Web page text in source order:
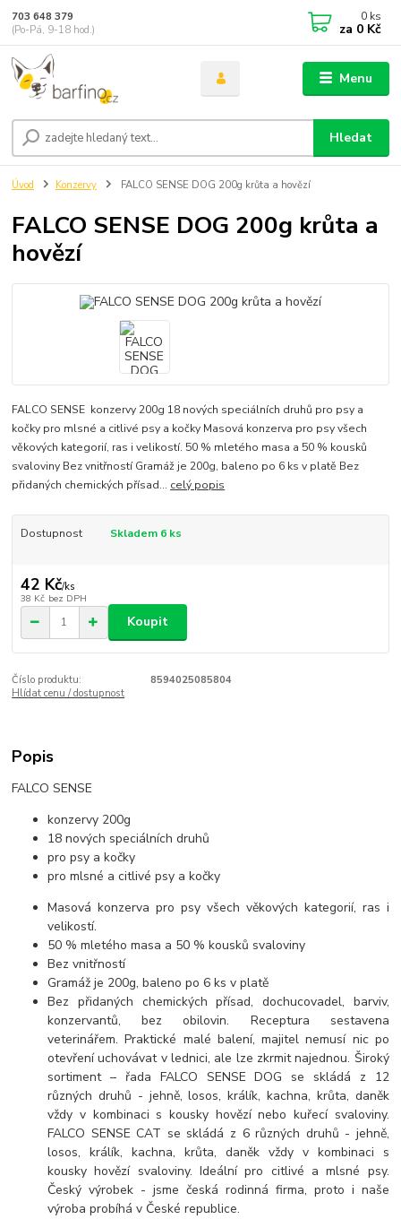
Menu
Hledat
703 648 379
(Po-Pá, 9-18 hod.)
0 ks
za 0 Kč
Úvod Konzervy FALCO SENSE DOG 200g krůta a hovězí
FALCO SENSE DOG 200g krůta a
hovězí
FALCO SENSE konzervy 200g 18 nových speciálních druhů pro psy a
kočky pro mlsné a citlivé psy a kočky Masová konzerva pro psy všech
věkových kategorií, ras i velikostí. 50 % mletého masa a 50 % kousků
svaloviny Bez vnitřností Gramáž je 200g, baleno po 6 ks v platě Bez
přidaných chemických přísad... celý popis
Dostupnost Skladem 6 ks
42 Kč/ks
38 Kč bez DPH
Koupit
Číslo produktu:
8594025085804
Hlídat cenu / dostupnost
Popis
FALCO SENSE
konzervy 200g
18 nových speciálních druhů
pro psy a kočky
pro mlsné a citlivé psy a kočky
Masová konzerva pro psy všech věkových kategorií, ras i
velikostí.
50 % mletého masa a 50 % kousků svaloviny
Bez vnitřností
Gramáž je 200g, baleno po 6 ks v platě
Bez přidaných chemických přísad, dochucovadel, barviv,
konzervantů, bez obilovin. Receptura sestavena
veterinářem. Praktické malé balení, majitel nemusí nic po
otevření uchovávat v lednici, ale lze zkrmit najednou. Široký
sortiment – řada FALCO SENSE DOG se skládá z 12
různých druhů - jehně, losos, králík, kachna, krůta, daněk
vždy v kombinaci s kousky hovězí nebo kuřecí svaloviny.
FALCO SENSE CAT se skládá z 6 různých druhů - jehně,
losos, králík, kachna, krůta, daněk vždy v kombinaci s
kousky hovězí svaloviny. Ideální pro citlivé a mlsné psy.
Český výrobek - jsme česká rodinná firma, proto i naše
výroba probíhá v České republice.